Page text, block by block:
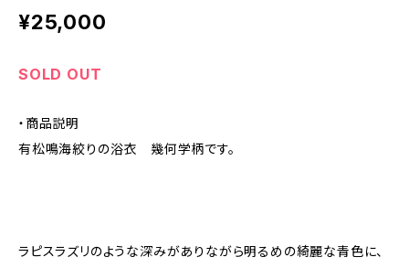
¥25,000
SOLD OUT
・商品説明
有松鳴海絞りの浴衣 幾何学柄です。
ラピスラズリのような深みがありながら明るめの綺麗な青色に、